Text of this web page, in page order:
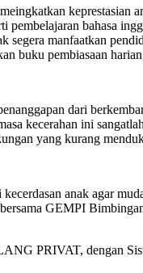
keprestasian
pembelajaran bahasa
segera manfaatkan
buku pembiasaan
dari
kecerahan ini
yang kurang
anak agar
GEMPI
PRIVAT, dengan